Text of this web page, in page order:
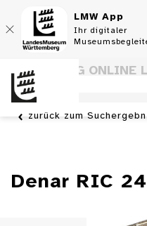
LMW App
Ihr digitaler
SAMMLUNG ONLINE
WÜRTTEMBERG
zurück zum
Denar RIC